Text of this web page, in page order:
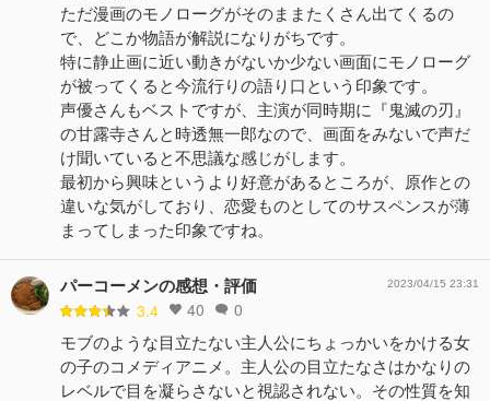
ただ漫画のモノローグがそのままたくさん出てくるの
で、どこか物語が解説になりがちです。
特に静止画に近い動きがないか少ない画面にモノローグ
が被ってくると今流行りの語り口という印象です。
声優さんもベストですが、主演が同時期に『鬼滅の刃』
の甘露寺さんと時透無一郎なので、画面をみないで声だ
け聞いていると不思議な感じがします。
最初から興味というより好意があるところが、原作との
違いな気がしており、恋愛ものとしてのサスペンスが薄
まってしまった印象ですね。
パーコーメンの感想・評価
3.4 40 0
2023/04/15 23:31
モブのような目立たない主人公にちょっかいをかける女
の子のコメディアニメ。主人公の目立たなさはかなりの
レベルで目を凝らさないと視認されない。その性質を知